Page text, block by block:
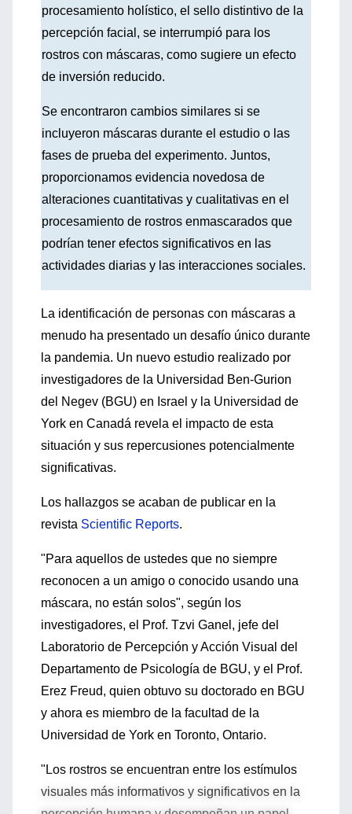
procesamiento holístico, el sello distintivo de la
percepción facial, se interrumpió para los
rostros con máscaras, como sugiere un efecto
de inversión reducido.
Se encontraron cambios similares si se
incluyeron máscaras durante el estudio o las
fases de prueba del experimento. Juntos,
proporcionamos evidencia novedosa de
alteraciones cuantitativas y cualitativas en el
procesamiento de rostros enmascarados que
podrían tener efectos significativos en las
actividades diarias y las interacciones sociales.
La identificación de personas con máscaras a
menudo ha presentado un desafío único durante
la pandemia. Un nuevo estudio realizado por
investigadores de la Universidad Ben-Gurion
del Negev (BGU) en Israel y la Universidad de
York en Canadá revela el impacto de esta
situación y sus repercusiones potencialmente
significativas.
Los hallazgos se acaban de publicar en la
revista Scientific Reports.
"Para aquellos de ustedes que no siempre
reconocen a un amigo o conocido usando una
máscara, no están solos", según los
investigadores, el Prof. Tzvi Ganel, jefe del
Laboratorio de Percepción y Acción Visual del
Departamento de Psicología de BGU, y el Prof.
Erez Freud, quien obtuvo su doctorado en BGU
y ahora es miembro de la facultad de la
Universidad de York en Toronto, Ontario.
"Los rostros se encuentran entre los estímulos
visuales más informativos y significativos en la